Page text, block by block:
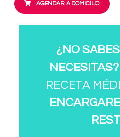
AGENDAR A DOMICILIO
¿NO
NECESITAS?
RECETA